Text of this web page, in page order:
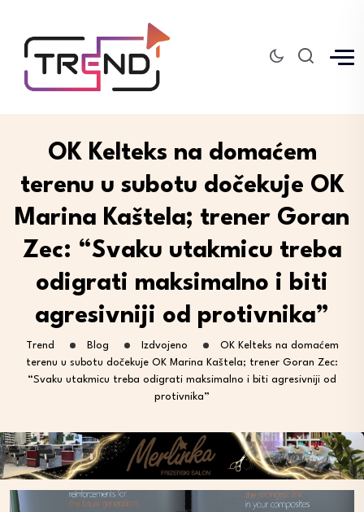
OK Kelteks na domaćem
terenu u subotu dočekuje OK
Marina Kaštela; trener Goran
Zec: “Svaku utakmicu treba
odigrati maksimalno i biti
agresivniji od protivnika”
Trend Blog Izdvojeno
OK Kelteks na domaćem
terenu u subotu dočekuje OK Marina Kaštela; trener Goran Zec:
“Svaku utakmicu treba odigrati maksimalno i biti agresivniji od
protivnika”